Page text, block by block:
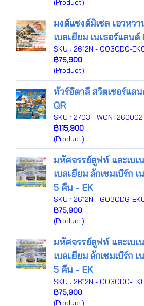
(Product)
มงต์แซงต์มิเชล เอวหว
เบลเยียม เนเธอร์แลน
SKU : 2612N - GO3CDG-
฿75,900
(Product)
ทัวร์อิตาลี สวิตเซอร์แล
QR
SKU : 2703 - WCNT260002
฿115,900
(Product)
มหัศจรรย์ลูฟท์ และเบเ
เบลเยียม ลักเซมเบิร์ก
5 คืน - EK
SKU : 2612N - GO3CDG-
฿75,900
(Product)
มหัศจรรย์ลูฟท์ และเบเ
เบลเยียม ลักเซมเบิร์ก
5 คืน - EK
SKU : 2612N - GO3CDG-
฿75,900
(Product)